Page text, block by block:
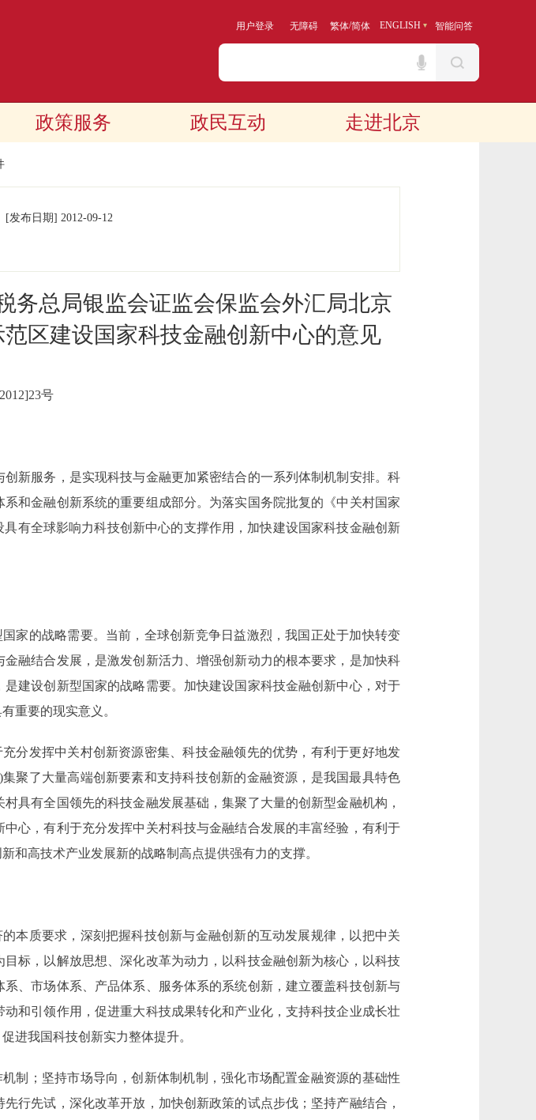
用户登录 无障碍 繁体/简体 ENGLISH 智能问答
政策服务 政民互动 走进北京
[发布日期] 2012-09-12
务总局银监会证监会保监会外汇局北京
区建设国家科技金融创新中心的意见
号
服务，是实现科技与金融更加紧密结合的一系列体制机制安排。科
和金融创新系统的重要组成部分。为落实国务院批复的《中关村国家
有全球影响力科技创新中心的支撑作用，加快建设国家科技金融创新
的战略需要。当前，全球创新竞争日益激烈，我国正处于加快转变
融结合发展，是激发创新活力、增强创新动力的根本要求，是加快科
建设创新型国家的战略需要。加快建设国家科技金融创新中心，对于
重要的现实意义。
发挥中关村创新资源密集、科技金融领先的优势，有利于更好地发
聚了大量高端创新要素和支持科技创新的金融资源，是我国最具特色
具有全国领先的科技金融发展基础，集聚了大量的创新型金融机构，
心，有利于充分发挥中关村科技与金融结合发展的丰富经验，有利于
和高技术产业发展新的战略制高点提供强有力的支撑。
质要求，深刻把握科技创新与金融创新的互动发展规律，以把中关
标，以解放思想、深化改革为动力，以科技金融创新为核心，以科技
、市场体系、产品体系、服务体系的系统创新，建立覆盖科技创新与
和引领作用，促进重大科技成果转化和产业化，支持科技企业成长壮
进我国科技创新实力整体提升。
；坚持市场导向，创新体制机制，强化市场配置金融资源的基础性
行先试，深化改革开放，加快创新政策的试点步伐；坚持产融结合，